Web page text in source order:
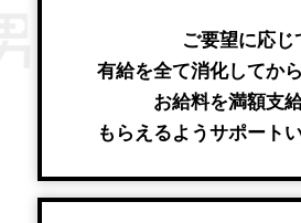
ご要望に応じ
有給を全て消化してか
お給料を満額支
もらえるようサポート